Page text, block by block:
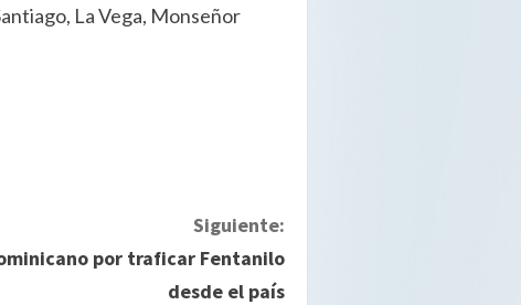
La Vega, Monseñor
Siguiente:
por traficar Fentanilo
desde el país